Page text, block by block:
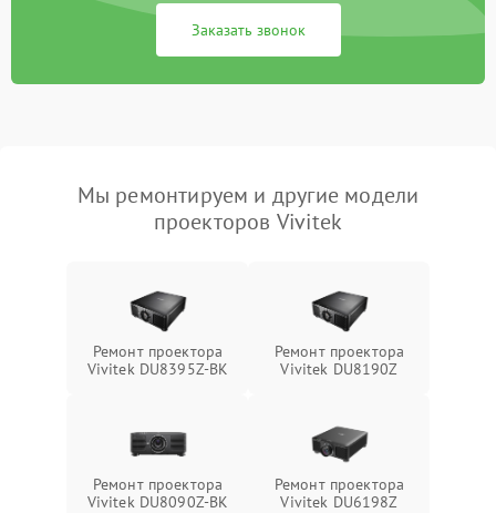
Заказать звонок
Мы ремонтируем и другие модели
проекторов Vivitek
Ремонт проектора
Vivitek DU8395Z-BK
Ремонт проектора
Vivitek DU8190Z
Ремонт проектора
Vivitek DU8090Z-BK
Ремонт проектора
Vivitek DU6198Z